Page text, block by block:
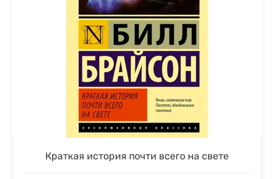
Краткая история почти всего на свете